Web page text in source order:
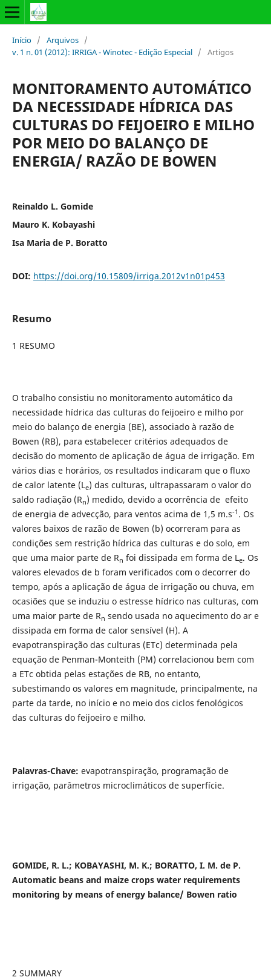
Início / Arquivos /
v. 1 n. 01 (2012): IRRIGA - Winotec - Edição Especial / Artigos
MONITORAMENTO AUTOMÁTICO
DA NECESSIDADE HÍDRICA DAS
CULTURAS DO FEIJOEIRO E MILHO
POR MEIO DO BALANÇO DE
ENERGIA/ RAZÃO DE BOWEN
Reinaldo L. Gomide
Mauro K. Kobayashi
Isa Maria de P. Boratto
DOI: https://doi.org/10.15809/irriga.2012v1n01p453
Resumo
1 RESUMO
O trabalho consistiu no monitoramento automático da
necessidade hídrica das culturas do feijoeiro e milho por
meio do balanço de energia (BE), associado à razão de
Bowen (RB), para estabelecer critérios adequados de
decisão do momento de aplicação de água de irrigação. Em
vários dias e horários, os resultados indicaram que o fluxo
de calor latente (Le) das culturas, ultrapassaram o valor do
saldo radiação (Rn) medido, devido a ocorrência de efeito
de energia de advecção, para ventos acima de 1,5 m.s-1 . Os
valores baixos de razão de Bowen (b) ocorreram para as
condições sem restrição hídrica das culturas e do solo, em
que uma maior parte de Rn foi dissipada em forma de Le. Os
valores elevados de b foram verificados com o decorrer do
tempo, após a aplicação de água de irrigação ou chuva, em
ocasiões que se induziu o estresse hídrico nas culturas, com
uma maior parte de Rn sendo usada no aquecimento do ar e
dissipada em forma de calor sensível (H). A
evapotranspiração das culturas (ETc) determinada pela
equação de Penman-Monteith (PM) correlacionou bem com
a ETc obtida pelas estações de RB, no entanto,
subestimando os valores em magnitude, principalmente, na
parte da tarde, no início e no meio dos ciclos fenológicos
das culturas do feijoeiro e milho.
Palavras-Chave: evapotranspiração, programação de
irrigação, parâmetros microclimáticos de superfície.
GOMIDE, R. L.; KOBAYASHI, M. K.; BORATTO, I. M. de P.
Automatic beans and maize crops water requirements
monitoring by means of energy balance/ Bowen ratio
2 SUMMARY